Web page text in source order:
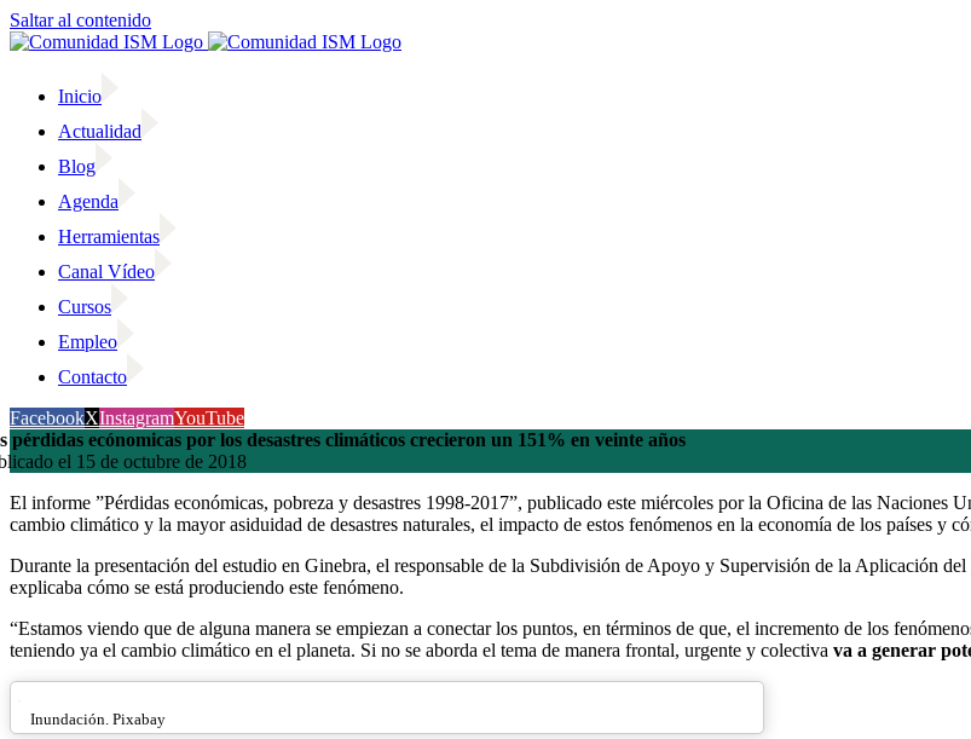
Saltar al contenido
Inicio
Actualidad
Blog
Agenda
Herramientas
Canal Vídeo
Cursos
Empleo
Contacto
FacebookXInstagramYouTube
pérdidas ecónomicas por los desastres climáticos crecieron un 151% en veinte años
el 15 de octubre de 2018
El informe ”Pérdidas económicas, pobreza y desastres 1998-2017”, publicado este miércoles por la Oficina de las Naciones
cambio climático y la mayor asiduidad de desastres naturales, el impacto de estos fenómenos en la economía de los países y
Durante la presentación del estudio en Ginebra, el responsable de la Subdivisión de Apoyo y Supervisión de la Aplicación del
explicaba cómo se está produciendo este fenómeno.
“Estamos viendo que de alguna manera se empiezan a conectar los puntos, en términos de que, el incremento de los
teniendo ya el cambio climático en el planeta. Si no se aborda el tema de manera frontal, urgente y colectiva va a generar
Inundación. Pixabay